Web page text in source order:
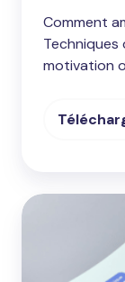
Comment
motivation
Livre